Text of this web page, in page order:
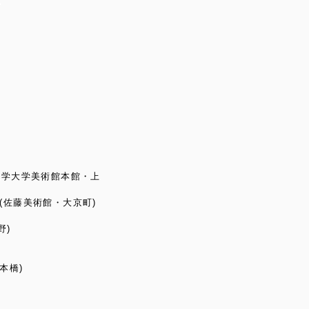
大学美術館本館・上
藤美術館・大京町)
)
橋)